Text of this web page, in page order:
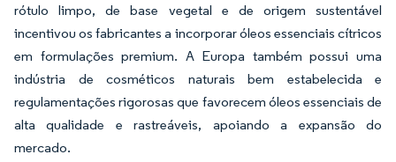
rótulo limpo, de base vegetal e de origem sustentável
incentivou os fabricantes a incorporar óleos essenciais cítricos
em formulações premium. A Europa também possui uma
indústria de cosméticos naturais bem estabelecida e
regulamentações rigorosas que favorecem óleos essenciais de
alta qualidade e rastreáveis, apoiando a expansão do
mercado.